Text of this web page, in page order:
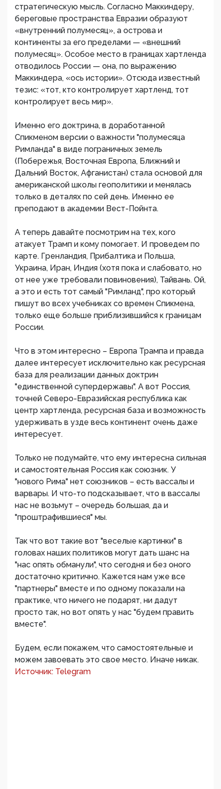
стратегическую мысль. Согласно Маккиндеру,
береговые пространства Евразии образуют
«внутренний полумесяц», а острова и
континенты за его пределами — «внешний
полумесяц». Особое место в границах хартленда
отводилось России — она, по выражению
Маккиндера, «ось истории». Отсюда известный
тезис: «тот, кто контролирует хартленд, тот
контролирует весь мир».
Именно его доктрина, в доработанной
Спикменом версии о важности "полумесяца
Римланда" в виде пограничных земель
(Побережья, Восточная Европа, Ближний и
Дальний Восток, Афганистан) стала основой для
американской школы геополитики и менялась
только в деталях по сей день. Именно ее
преподают в академии Вест-Пойнта.
А теперь давайте посмотрим на тех, кого
атакует Трамп и кому помогает. И проведем по
карте. Гренландия, Прибалтика и Польша,
Украина, Иран, Индия (хотя пока и слабовато, но
от нее уже требовали повиновения), Тайвань. Ой,
а это и есть тот самый "Римланд", про который
пишут во всех учебниках со времен Спикмена,
только еще больше приблизившийся к границам
России.
Что в этом интересно – Европа Трампа и правда
далее интересует исключительно как ресурсная
база для реализации данных доктрин
"единственной супердержавы". А вот Россия,
точней Северо-Евразийская республика как
центр хартленда, ресурсная база и возможность
удерживать в узде весь континент очень даже
интересует.
Только не подумайте, что ему интересна сильная
и самостоятельная Россия как союзник. У
"нового Рима" нет союзников – есть вассалы и
варвары. И что-то подсказывает, что в вассалы
нас не возьмут – очередь большая, да и
"проштрафившиеся" мы.
Так что вот такие вот "веселые картинки" в
головах наших политиков могут дать шанс на
"нас опять обманули", что сегодня и без оного
достаточно критично. Кажется нам уже все
"партнеры" вместе и по одному показали на
практике, что ничего не подарят, ни дадут
просто так, но вот опять у нас "будем править
вместе".
Будем, если покажем, что самостоятельные и
можем завоевать это свое место. Иначе никак.
Источник: Telegram